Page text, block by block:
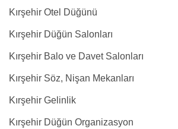
Kırşehir Otel Düğünü
Kırşehir Düğün Salonları
Kırşehir Balo ve Davet Salonları
Kırşehir Söz, Nişan Mekanları
Kırşehir Gelinlik
Kırşehir Düğün Organizasyon